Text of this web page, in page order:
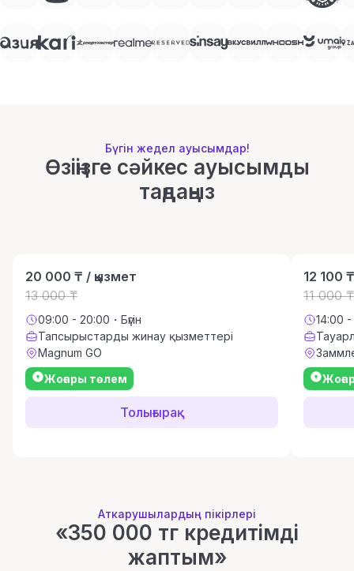
Бүгін жедел ауысымдар!
Өзіңізге сәйкес ауысымды
таңдаңыз
20 000 ₸ / қызмет
13 000 ₸
09:00 - 20:00・Бүгін
Тапсырыстарды жинау қызметтері
Magnum GO
Жоғары төлем
Толығырақ
12 100
11 000 ₸
14:00 -
Аткарушылардың пікірлері
«350 000 тг кредитімді
жаптым»